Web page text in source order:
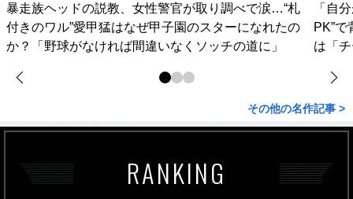
暴走族ヘッドの説教、女性警官が取り調べで涙…“札
付きのワル”愛甲猛はなぜ甲子園のスターになれたの
か？「野球がなければ間違いなくソッチの道に」
「自
PK”
は「
その他の名作記事 >
RANKING